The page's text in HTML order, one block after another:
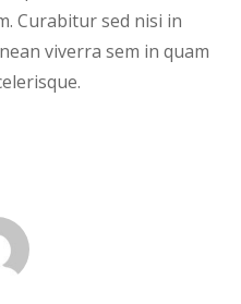
Curabitur sed nisi in
viverra sem in quam